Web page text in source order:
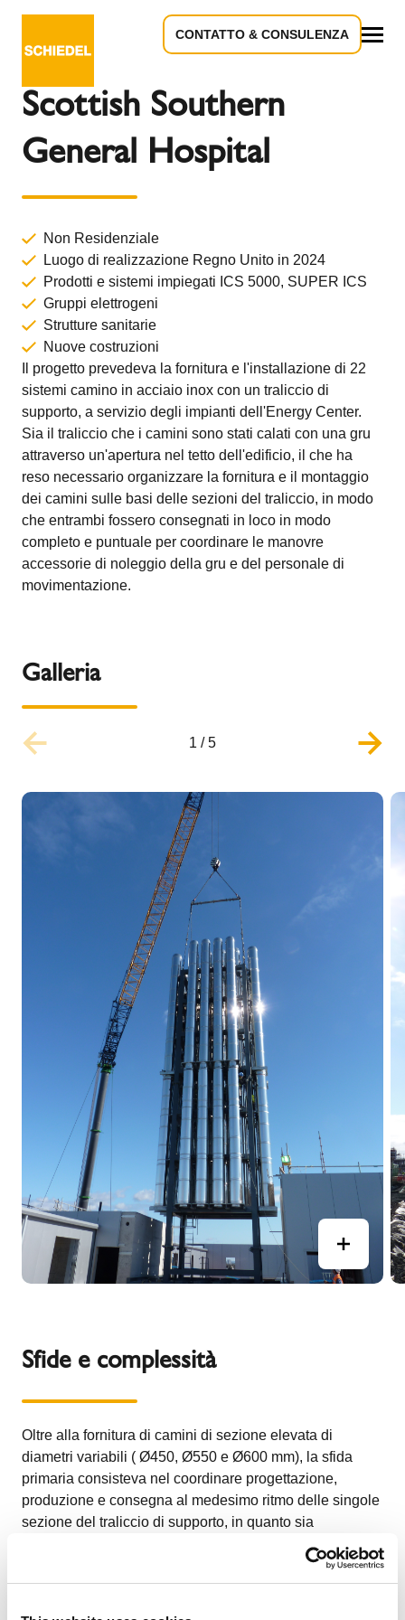
CONTATTO & CONSULENZA
Torna alla panoramica
Scottish Southern
General Hospital
Non Residenziale
Luogo di realizzazione Regno Unito in 2024
Prodotti e sistemi impiegati ICS 5000, SUPER ICS
Gruppi elettrogeni
Strutture sanitarie
Nuove costruzioni
Il progetto prevedeva la fornitura e l'installazione di 22
sistemi camino in acciaio inox con un traliccio di
supporto, a servizio degli impianti dell'Energy Center.
Sia il traliccio che i camini sono stati calati con una gru
attraverso un'apertura nel tetto dell'edificio, il che ha
reso necessario organizzare la fornitura e il montaggio
dei camini sulle basi delle sezioni del traliccio, in modo
che entrambi fossero consegnati in loco in modo
completo e puntuale per coordinare le manovre
accessorie di noleggio della gru e del personale di
movimentazione.
Galleria
1 /5
Sfide e complessità
Oltre alla fornitura di camini di sezione elevata di
diametri variabili ( Ø450, Ø550 e Ø600 mm), la sfida
primaria consisteva nel coordinare progettazione,
produzione e consegna al medesimo ritmo delle singole
sezione del traliccio di supporto, in quanto sia
quest'ultime che le nostre canne fumarie sarebbero poi
dovute essere calate con una gru attraverso il tetto
dell'ospedale. L'installazione, avvenuta a gennaio, ha